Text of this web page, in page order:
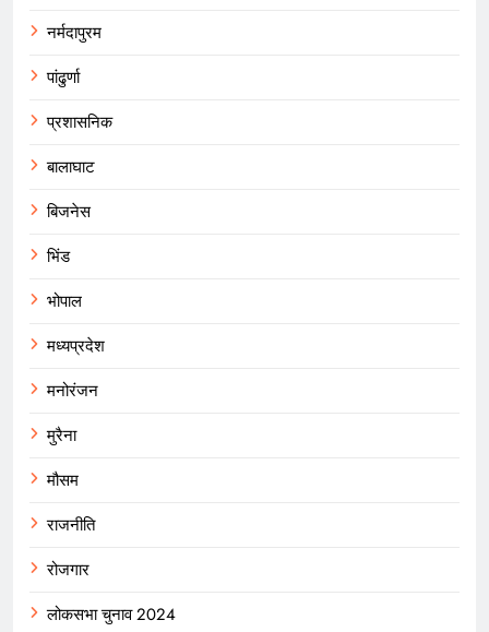
नर्मदापुरम
पांढुर्णा
प्रशासनिक
बालाघाट
बिजनेस
भिंड
भोपाल
मध्यप्रदेश
मनोरंजन
मुरैना
मौसम
राजनीति
रोजगार
लोकसभा चुनाव 2024